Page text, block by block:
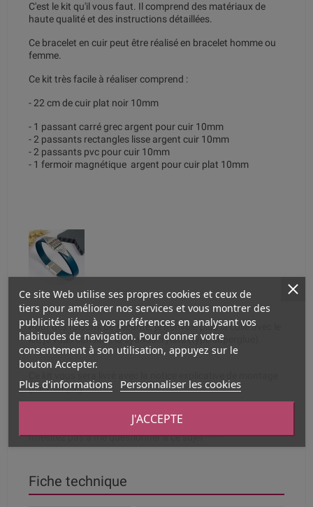
C'est le kit qu'il vous faut. Il comprend des matériaux de
haute qualité et des instructions détaillées.
Ce bracelet en cuir peut être réalisé en bracelet homme ou
femme.
Ce kit très facile à réaliser comprend :
- 22 cm de cuir plat noir 10mm
- 1 passant carré grec argent pour cuir 10mm
- 2 passants rectangles lisse argent cuir 10mm
- 2 passants pvc pour cuir 10mm
- 1 fermoir magnétique argent pour cuir plat 10mm
Pour des raisons de sécurité, je n'envoie plus la colle avec le
kit, je vous conseille la cyanoacrylate (type superglue).
(très simple).
***** ce kit est livrable avec toutes autres couleurs de cuir
(noir, marron, vert, rose, bleu, turquoise, fushia, camel....)
n'hésitez pas à me questionner à ce sujet*****
Fiche technique
Ce site Web utilise ses propres cookies et ceux de
tiers pour améliorer nos services et vous montrer des
publicités liées à vos préférences en analysant vos
habitudes de navigation. Pour donner votre
consentement à son utilisation, appuyez sur le
bouton Accepter.
Plus d'informations Personnaliser les cookies
J'ACCEPTE